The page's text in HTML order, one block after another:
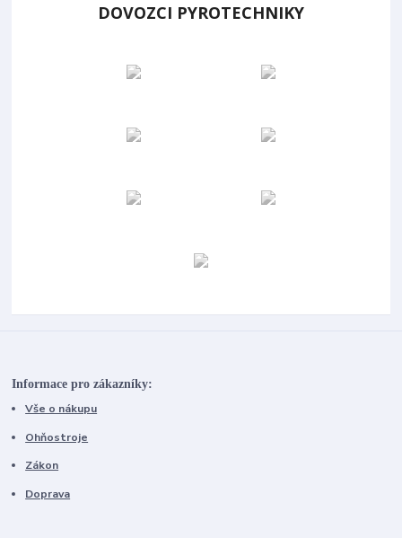
DOVOZCI PYROTECHNIKY
Informace pro zákazníky:
Vše o nákupu
Ohňostroje
Zákon
Doprava